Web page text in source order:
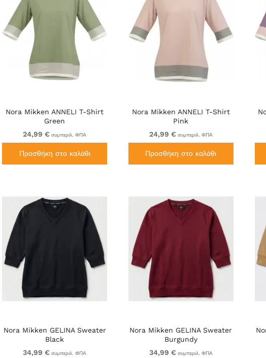
Nora Mikken ANNELI T-Shirt
Green
24,99 € συμπεριλ. ΦΠΑ
Προσθήκη στο καλάθι
Nora Mikken ANNELI T-Shirt
Pink
24,99 € συμπεριλ. ΦΠΑ
Προσθήκη στο καλάθι
Nora Mikken GELINA Sweater
Black
34,99 € συμπεριλ. ΦΠΑ
Nora Mikken GELINA Sweater
Burgundy
34,99 € συμπεριλ. ΦΠΑ